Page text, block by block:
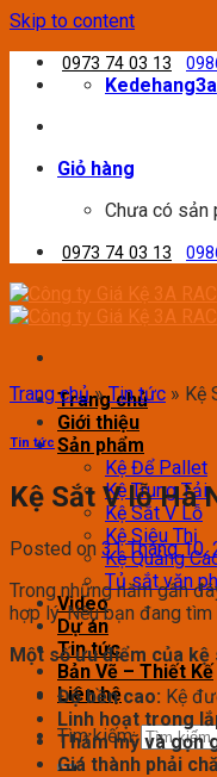
Skip to content
0973 74 03 13
Giỏ hàng
Chưa có sản
0973 74 03 13
Trang chủ
Giới thiệu
Sản phẩm
Kệ Để Pallet
Kệ Trung Tải
Kệ Sắt V Lỗ
Kệ Siêu Thị
Kệ Quảng
Tủ sắt văn
Video
Dự án
Tin tức
Bản Vẽ – Thiết Kế
Liên hệ
Tìm kiếm:
Trang chủ»Tin tức » Kệ
Tin tức
Kệ Sắt V lỗ Hà
Posted on 31 Tháng 10,
Trong những năm gần
hợp lý. Nếu bạn đang
Một số ưu điểm của kệ
Độ bền cao: Kệ
Linh hoạt trong
Thẩm mỹ và gọn
Giá thành phải